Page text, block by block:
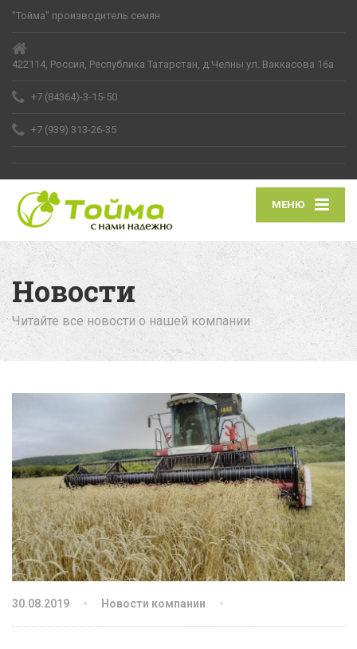
"Тойма" производитель семян
422114, Россия, Республика Татарстан, д.Челны ул. Ваккасова 16а
+7 (84364)-3-15-50
+7 (939) 313-26-35
МЕНЮ
Новости
Читайте все новости о нашей компании
30.08.2019 Новости компании